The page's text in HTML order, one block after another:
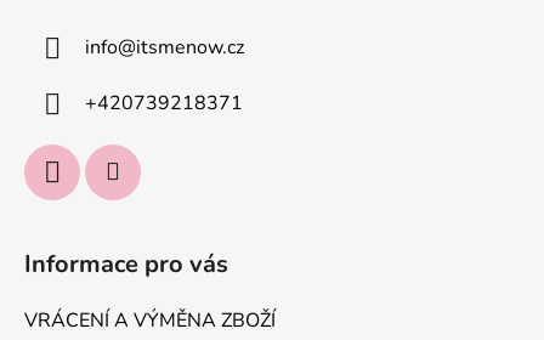
info@itsmenow.cz
+420739218371
Informace pro vás
VRÁCENÍ A VÝMĚNA ZBOŽÍ